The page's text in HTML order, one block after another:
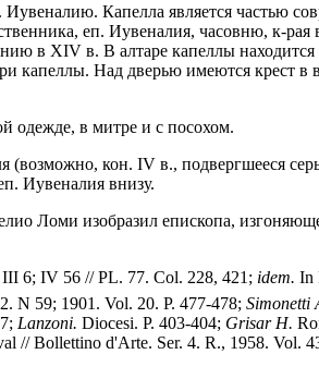
Капелла является частью
еп. Иувеналия, часовню, к-
в XIV в. В алтаре капеллы
капеллы. Над дверью имеются крест в
одежде, в митре и с посохом.
кон. IV в., подвергшееся
Иувеналия внизу.
Ломи изобразил епископа,
6; IV 56 // PL. 77. Col. 228, 421; idem. In
N 59; 1901. Vol. 20. P. 477-478; Simonetti
Lanzoni. Diocesi. P. 403-404; Grisar H.
// Bollettino d'Arte. Ser. 4. R., 1958. Vol.